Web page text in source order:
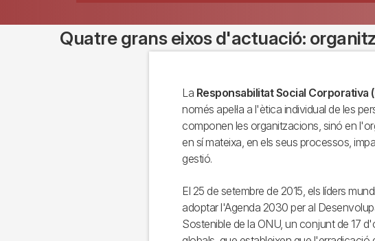
Quatre grans eixos d'actuació:
La Responsabilitat Social Corporativa
només apel·la a l'ètica individual de les
componen les organitzacions, sinó en
en sí mateixa, en els seus processos,
gestió.
El 25 de setembre de 2015, els líders
adoptar l'Agenda 2030 per al
Sostenible de la ONU, un conjunt de 17